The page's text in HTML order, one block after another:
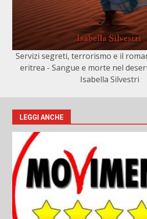
Servizi segreti, terrorismo e il
eritrea - Sangue e morte nel
Isabella Silvestri
LEGGI ANCHE